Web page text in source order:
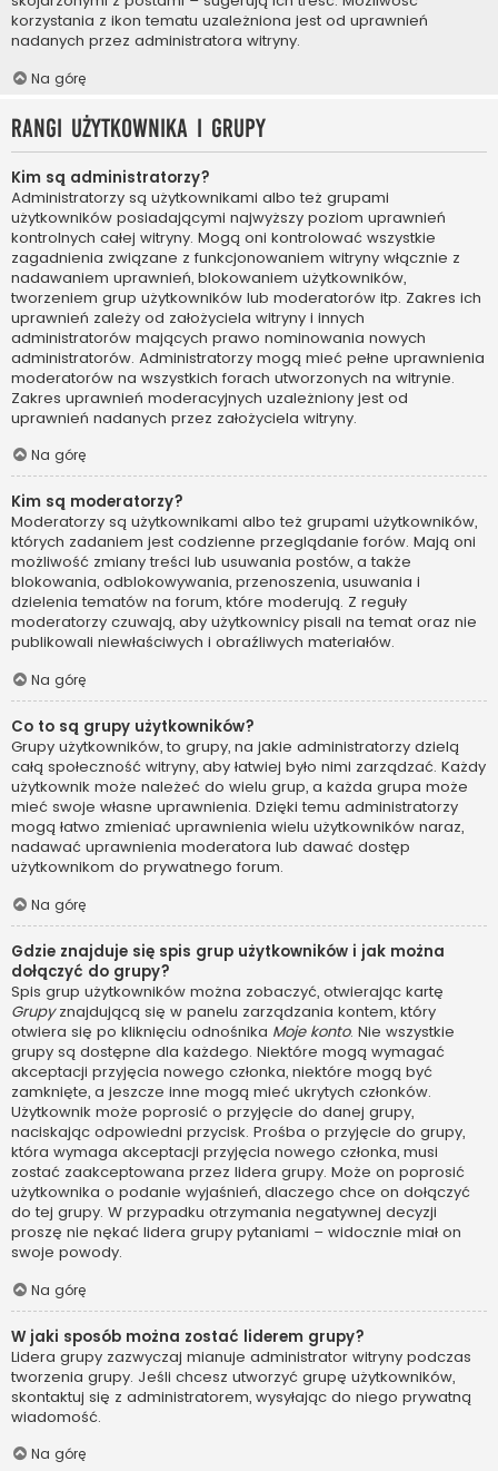
korzystania z ikon tematu uzależniona jest od uprawnień
nadanych przez administratora witryny.
Na górę
Rangi użytkownika i grupy
Kim są administratorzy?
Administratorzy są użytkownikami albo też grupami
użytkowników posiadającymi najwyższy poziom uprawnień
kontrolnych całej witryny. Mogą oni kontrolować wszystkie
zagadnienia związane z funkcjonowaniem witryny włącznie z
nadawaniem uprawnień, blokowaniem użytkowników,
tworzeniem grup użytkowników lub moderatorów itp. Zakres ich
uprawnień zależy od założyciela witryny i innych
administratorów mających prawo nominowania nowych
administratorów. Administratorzy mogą mieć pełne uprawnienia
moderatorów na wszystkich forach utworzonych na witrynie.
Zakres uprawnień moderacyjnych uzależniony jest od
uprawnień nadanych przez założyciela witryny.
Na górę
Kim są moderatorzy?
Moderatorzy są użytkownikami albo też grupami użytkowników,
których zadaniem jest codzienne przeglądanie forów. Mają oni
możliwość zmiany treści lub usuwania postów, a także
blokowania, odblokowywania, przenoszenia, usuwania i
dzielenia tematów na forum, które moderują. Z reguły
moderatorzy czuwają, aby użytkownicy pisali na temat oraz nie
publikowali niewłaściwych i obraźliwych materiałów.
Na górę
Co to są grupy użytkowników?
Grupy użytkowników, to grupy, na jakie administratorzy dzielą
całą społeczność witryny, aby łatwiej było nimi zarządzać. Każdy
użytkownik może należeć do wielu grup, a każda grupa może
mieć swoje własne uprawnienia. Dzięki temu administratorzy
mogą łatwo zmieniać uprawnienia wielu użytkowników naraz,
nadawać uprawnienia moderatora lub dawać dostęp
użytkownikom do prywatnego forum.
Na górę
Gdzie znajduje się spis grup użytkowników i jak można
dołączyć do grupy?
Spis grup użytkowników można zobaczyć, otwierając kartę
Grupyznajdującą się w panelu zarządzania kontem, który
otwiera się po kliknięciu odnośnika Moje konto. Nie wszystkie
grupy są dostępne dla każdego. Niektóre mogą wymagać
akceptacji przyjęcia nowego członka, niektóre mogą być
zamknięte, a jeszcze inne mogą mieć ukrytych członków.
Użytkownik może poprosić o przyjęcie do danej grupy,
naciskając odpowiedni przycisk. Prośba o przyjęcie do grupy,
która wymaga akceptacji przyjęcia nowego członka, musi
zostać zaakceptowana przez lidera grupy. Może on poprosić
użytkownika o podanie wyjaśnień, dlaczego chce on dołączyć
do tej grupy. W przypadku otrzymania negatywnej decyzji
proszę nie nękać lidera grupy pytaniami – widocznie miał on
swoje powody.
Na górę
W jaki sposób można zostać liderem grupy?
Lidera grupy zazwyczaj mianuje administrator witryny podczas
tworzenia grupy. Jeśli chcesz utworzyć grupę użytkowników,
skontaktuj się z administratorem, wysyłając do niego prywatną
wiadomość.
Na górę